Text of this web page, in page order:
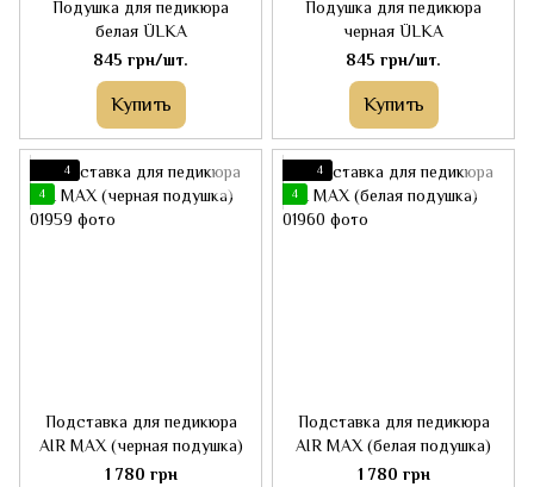
Подушка для педикюра
белая ÜLKA
845 грн/шт.
Купить
Подушка для педикюра
черная ÜLKA
845 грн/шт.
Купить
4
4
Подставка для педикюра
AIR MAX (черная подушка)
1 780 грн
4
4
Подставка для педикюра
AIR MAX (белая подушка)
1 780 грн